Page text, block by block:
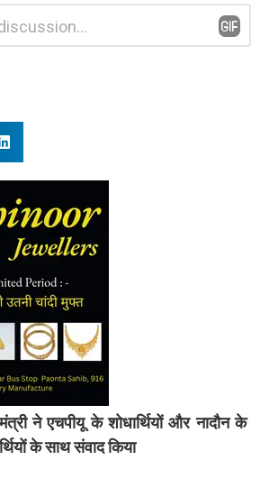
ने एचपीयू के शोधार्थियों और नादौन के
के साथ संवाद किया